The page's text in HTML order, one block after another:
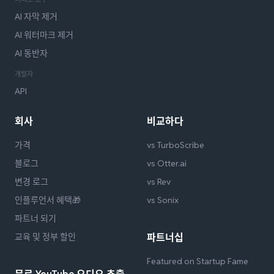
AI 자막 제거
AI 워터마크 제거
AI 동반자
개발자
API
회사
가격
블로그
변경 로그
인플루언서 혜택🎁
파트너 되기
교육 및 정부 할인
비교하다
vs TurboScribe
vs Otter.ai
vs Rev
vs Sonix
파트너십
Featured on Startup Fame